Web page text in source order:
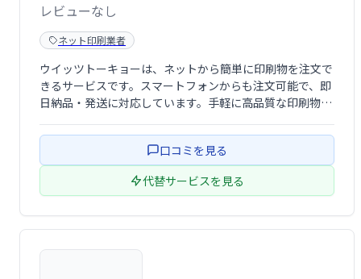
レビューなし
ネット印刷業者
ウイッツトーキョーは、ネットから簡単に印刷物を注文で
きるサービスです。スマートフォンからも注文可能で、即
日納品・発送に対応しています。手軽に高品質な印刷物を
口コミを見る
代替サービスを見る